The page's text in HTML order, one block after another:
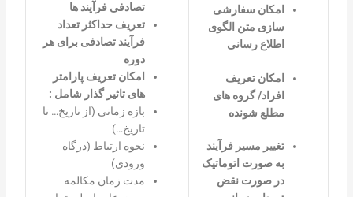
امکان سفارشی
سازی متن الگوی
اطلاع رسانی
امکان تعریف
افراد/ گروه های
مطلع شونده
تغییر مسیر فرآیند
به صورت اتوماتیک
در صورت نقض
تصادفی فرآیند ها
تعریف حداکثر تعداد
فرآيند تصادفی برای هر
دوره
امکان تعریف پارامتر
های تاثیر گذار شامل :
بازه زمانی (از تاریخ… تا
تاریخ…)
نحوه ارتباط (درگاه
ورودی)
مدت زمان مکالمه